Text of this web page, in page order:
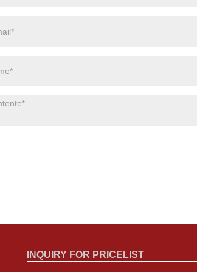
INQUIRY FOR PRICELIST